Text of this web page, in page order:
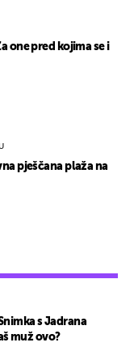
s Jadrana
muž ovo?
one pred kojima se i
pješčana plaža na